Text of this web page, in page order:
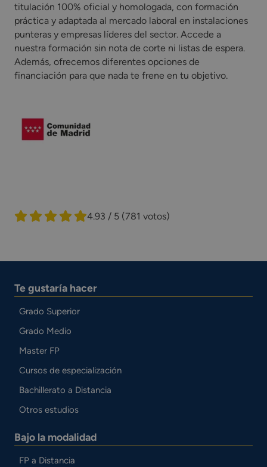
**Las asignaturas presentes en el plan de estudios
pueden variar según la comunidad autónoma.
*Las asignaturas presentes en el plan de estudios
pueden variar según la comunidad autónoma.
titulación 100% oficial y homologada, con formación
práctica y adaptada al mercado laboral en instalaciones
punteras y empresas líderes del sector. Accede a
nuestra formación sin nota de corte ni listas de espera.
Además, ofrecemos diferentes opciones de
financiación para que nada te frene en tu objetivo.
4.93 / 5 (781 votos)
Te gustaría hacer
Grado Superior
Grado Medio
Master FP
Cursos de especialización
Bachillerato a Distancia
Otros estudios
Bajo la modalidad
FP a Distancia